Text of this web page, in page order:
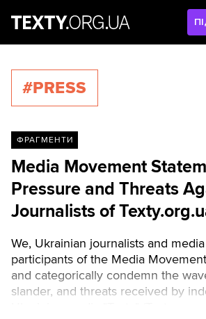
#PRESS
ФРАГМЕНТИ
Media Movement
Pressure and Threats
Journalists of
We, Ukrainian journalists and
participants of the Media
and categorically condemn the
slander, and threats received by